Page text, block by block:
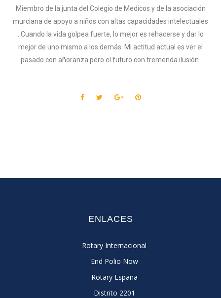
Miembro de la junta del Colegio de Medicos y de la asociación
murciana de apoyo a niños con altas capacidades intelectuales
. Cuando la vida golpea fuerte, lo mejor es rehacerse y dar lo
mejor de uno mismo a los demás. Mi actitud actual es ver el
pasado con añoranza pero el futuro con tremenda ilusión.
ENLACES
Rotary Internacional
End Polio Now
Rotary España
Distrito 2201